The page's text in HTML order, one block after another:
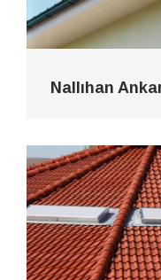
Nallıhan